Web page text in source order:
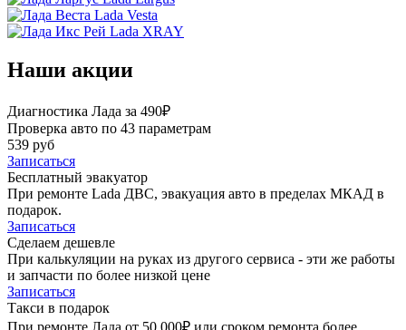
Lada Vesta
Lada XRAY
Наши акции
Диагностика Лада за 490₽
Проверка авто по 43 параметрам
539 руб
Записаться
Бесплатный эвакуатор
При ремонте Lada ДВС, эвакуация авто в пределах МКАД в
подарок.
Записаться
Сделаем дешевле
При калькуляции на руках из другого сервиса - эти же работы
и запчасти по более низкой цене
Записаться
Такси в подарок
При ремонте Лада от 50 000₽ или сроком ремонта более